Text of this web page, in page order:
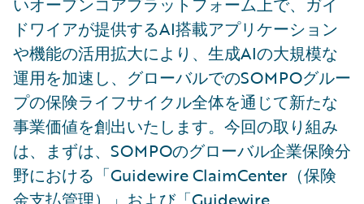
ドワイアが提供するAI搭載アプリケーション
や機能の活用拡大により、生成AIの大規模な
運用を加速し、グローバルでのSOMPOグルー
プの保険ライフサイクル全体を通じて新たな
事業価値を創出いたします。今回の取り組み
は、まずは、SOMPOのグローバル企業保険分
野における「Guidewire ClaimCenter（保険
金支払管理）」および「Guidewire